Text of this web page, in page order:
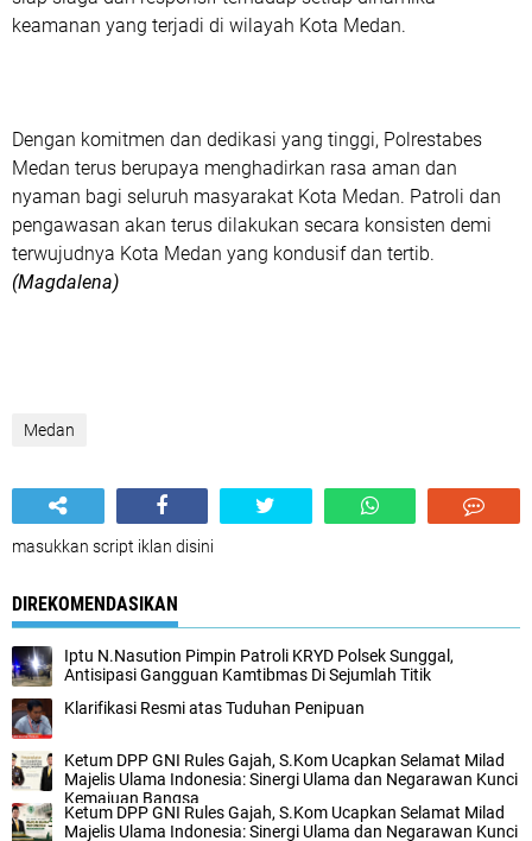
keamanan yang terjadi di wilayah Kota Medan.
Dengan komitmen dan dedikasi yang tinggi, Polrestabes
Medan terus berupaya menghadirkan rasa aman dan
nyaman bagi seluruh masyarakat Kota Medan. Patroli dan
pengawasan akan terus dilakukan secara konsisten demi
terwujudnya Kota Medan yang kondusif dan tertib.
(Magdalena)
Medan
masukkan script iklan disini
DIREKOMENDASIKAN
Iptu N.Nasution Pimpin Patroli KRYD Polsek Sunggal,
Antisipasi Gangguan Kamtibmas Di Sejumlah Titik
Klarifikasi Resmi atas Tuduhan Penipuan
Ketum DPP GNI Rules Gajah, S.Kom Ucapkan Selamat Milad
Majelis Ulama Indonesia: Sinergi Ulama dan Negarawan Kunci
Kemajuan Bangsa
Ketum DPP GNI Rules Gajah, S.Kom Ucapkan Selamat Milad
Majelis Ulama Indonesia: Sinergi Ulama dan Negarawan Kunci